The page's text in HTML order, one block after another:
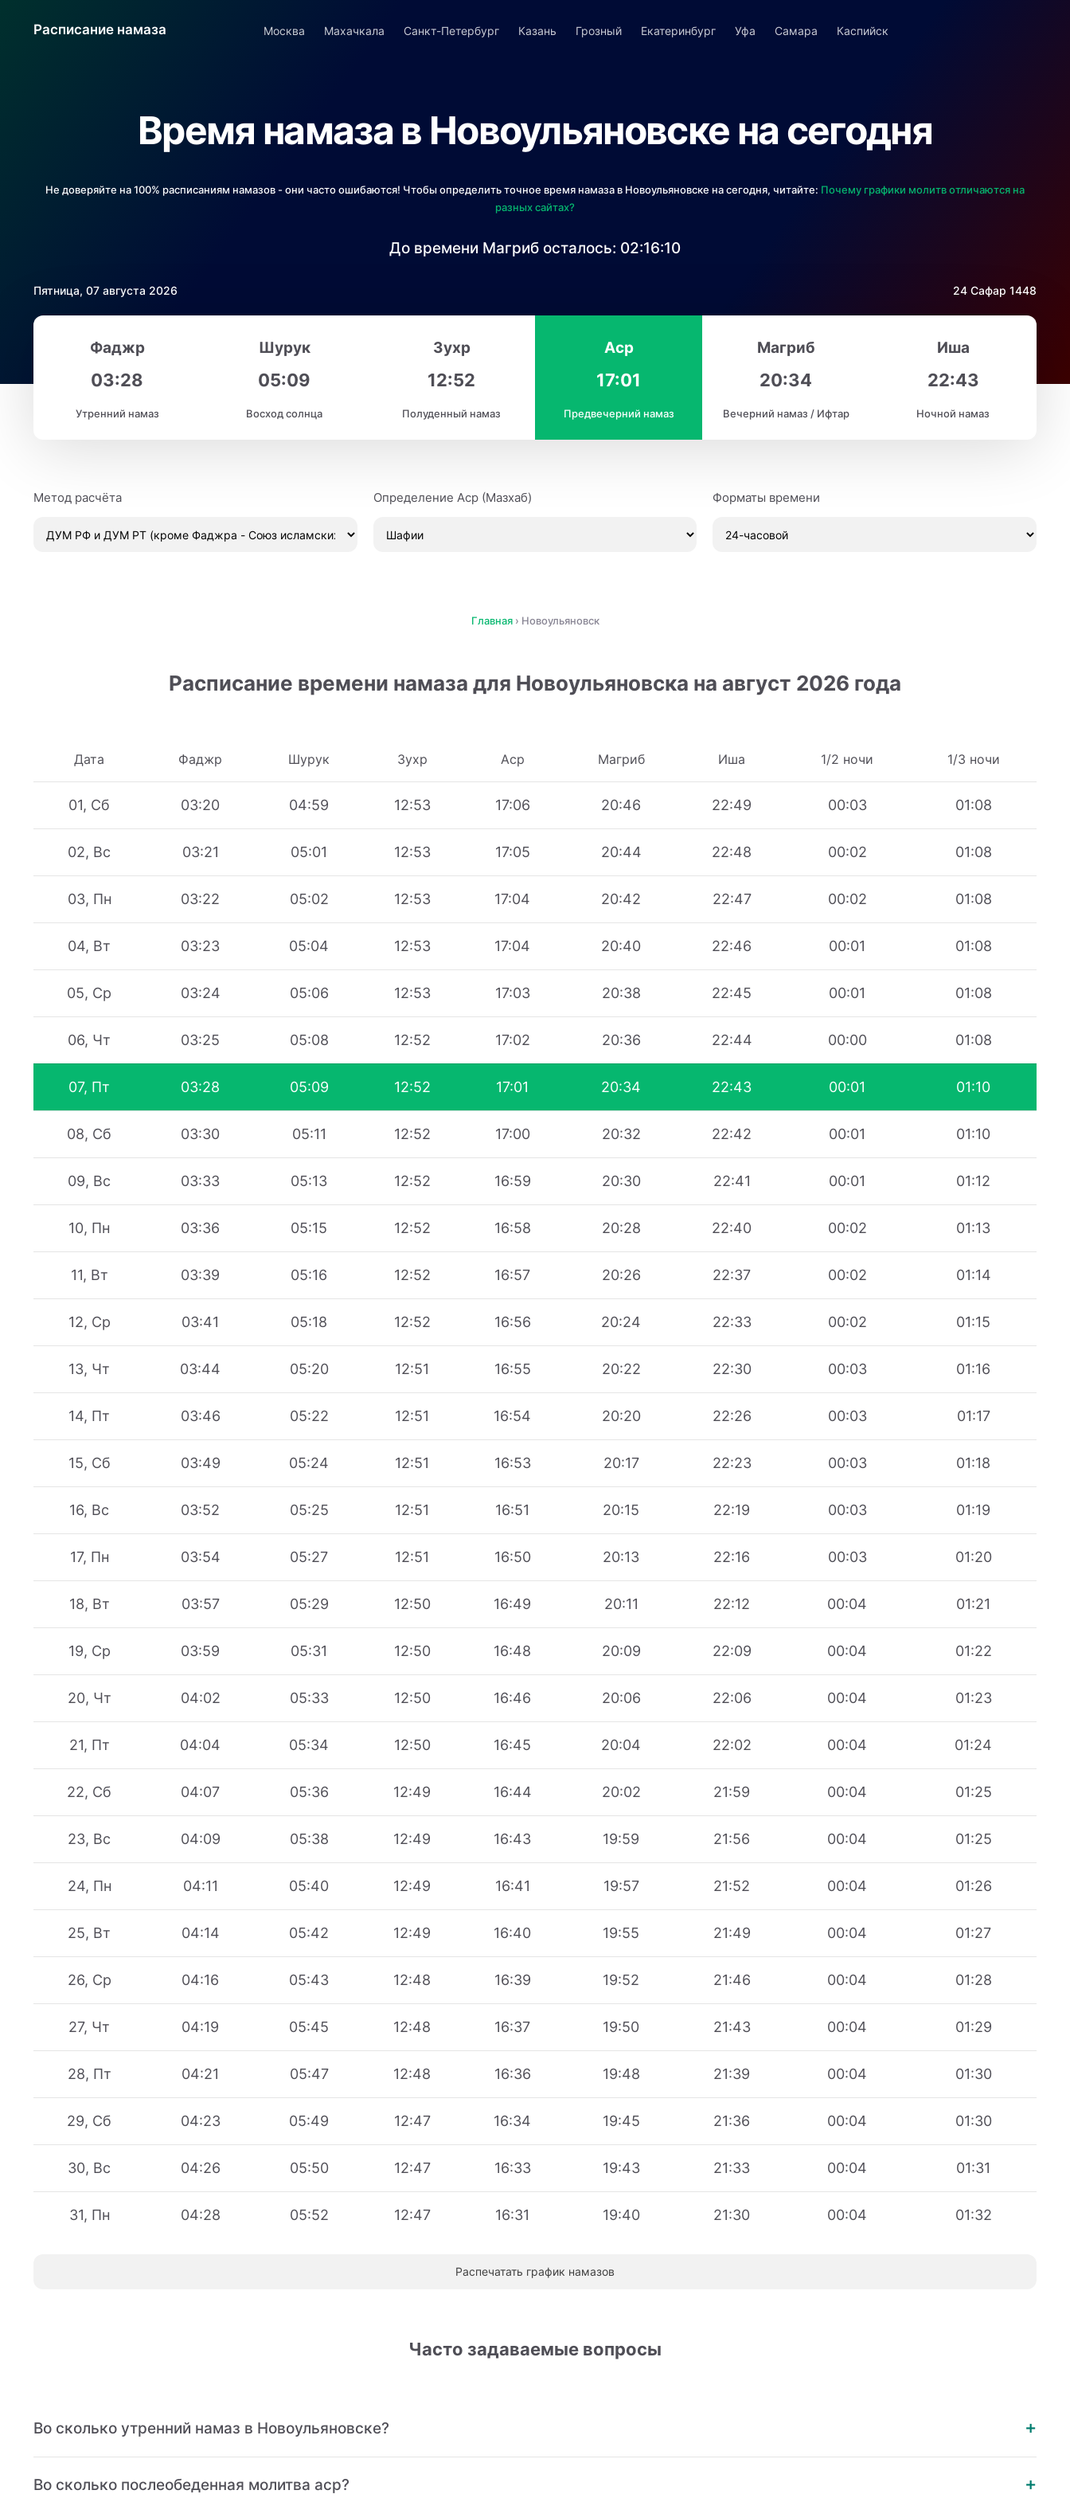
Расписание намаза Москва Махачкала Санкт-Петербург Казань Грозный Екатеринбург Уфа Самара Каспийск
Время намаза в Новоульяновске на сегодня
Не доверяйте на 100% расписаниям намазов - они часто ошибаются! Чтобы определить точное время намаза в Новоульяновске на сегодня, читайте: Почему графики молитв отличаются на
разных сайтах?
До времени Магриб осталось: 02:16:10
Пятница, 07 августа 2026 24 Сафар 1448
Фаджр
03:28
Утренний намаз
Шурук
05:09
Восход солнца
Зухр
12:52
Полуденный намаз
Аср
17:01
Предвечерний намаз
Магриб
20:34
Вечерний намаз / Ифтар
Иша
22:43
Ночной намаз
Метод расчёта Определение Аср (Мазхаб) Форматы времени
Главная› Новоульяновск
Расписание времени намаза для Новоульяновска на август 2026 года
Дата Фаджр Шурук Зухр Аср Магриб Иша 1/2 ночи 1/3 ночи
01, Сб 03:20 04:59 12:53 17:06 20:46 22:49 00:03 01:08
02, Вс 03:21 05:01 12:53 17:05 20:44 22:48 00:02 01:08
03, Пн 03:22 05:02 12:53 17:04 20:42 22:47 00:02 01:08
04, Вт 03:23 05:04 12:53 17:04 20:40 22:46 00:01 01:08
05, Ср 03:24 05:06 12:53 17:03 20:38 22:45 00:01 01:08
06, Чт 03:25 05:08 12:52 17:02 20:36 22:44 00:00 01:08
07, Пт 03:28 05:09 12:52 17:01 20:34 22:43 00:01 01:10
08, Сб 03:30 05:11 12:52 17:00 20:32 22:42 00:01 01:10
09, Вс 03:33 05:13 12:52 16:59 20:30 22:41 00:01 01:12
10, Пн 03:36 05:15 12:52 16:58 20:28 22:40 00:02 01:13
11, Вт 03:39 05:16 12:52 16:57 20:26 22:37 00:02 01:14
12, Ср 03:41 05:18 12:52 16:56 20:24 22:33 00:02 01:15
13, Чт 03:44 05:20 12:51 16:55 20:22 22:30 00:03 01:16
14, Пт 03:46 05:22 12:51 16:54 20:20 22:26 00:03 01:17
15, Сб 03:49 05:24 12:51 16:53 20:17 22:23 00:03 01:18
16, Вс 03:52 05:25 12:51 16:51 20:15 22:19 00:03 01:19
17, Пн 03:54 05:27 12:51 16:50 20:13 22:16 00:03 01:20
18, Вт 03:57 05:29 12:50 16:49 20:11 22:12 00:04 01:21
19, Ср 03:59 05:31 12:50 16:48 20:09 22:09 00:04 01:22
20, Чт 04:02 05:33 12:50 16:46 20:06 22:06 00:04 01:23
21, Пт 04:04 05:34 12:50 16:45 20:04 22:02 00:04 01:24
22, Сб 04:07 05:36 12:49 16:44 20:02 21:59 00:04 01:25
23, Вс 04:09 05:38 12:49 16:43 19:59 21:56 00:04 01:25
24, Пн 04:11 05:40 12:49 16:41 19:57 21:52 00:04 01:26
25, Вт 04:14 05:42 12:49 16:40 19:55 21:49 00:04 01:27
26, Ср 04:16 05:43 12:48 16:39 19:52 21:46 00:04 01:28
27, Чт 04:19 05:45 12:48 16:37 19:50 21:43 00:04 01:29
28, Пт 04:21 05:47 12:48 16:36 19:48 21:39 00:04 01:30
29, Сб 04:23 05:49 12:47 16:34 19:45 21:36 00:04 01:30
30, Вс 04:26 05:50 12:47 16:33 19:43 21:33 00:04 01:31
31, Пн 04:28 05:52 12:47 16:31 19:40 21:30 00:04 01:32
Распечатать график намазов
Часто задаваемые вопросы
Во сколько утренний намаз в Новоульяновске?
Во сколько послеобеденная молитва аср?